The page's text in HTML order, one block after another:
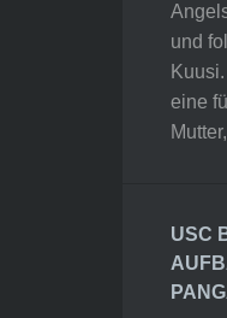
und
eine
USC